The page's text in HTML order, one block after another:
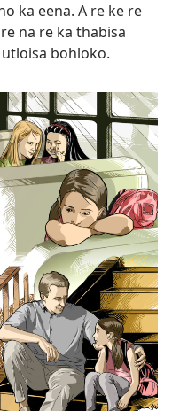
ka eena. A re ke re
na re ka thabisa
bohloko.